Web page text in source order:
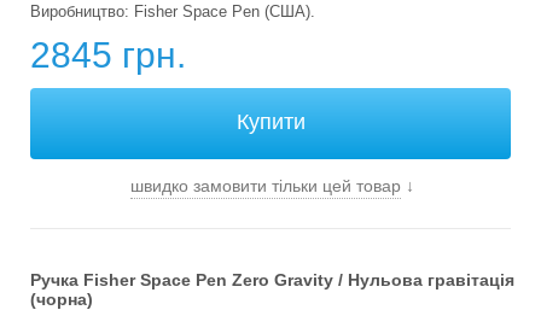
Виробництво: Fisher Space Pen (США).
2845 грн.
швидко замовити тільки цей товар↓
Ручка Fisher Space Pen Zero Gravity / Нульова гравітація
(чорна)